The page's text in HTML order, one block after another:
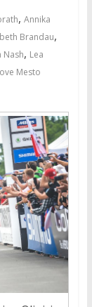
, Annika
Brandau,
Nash, Lea
Mesto